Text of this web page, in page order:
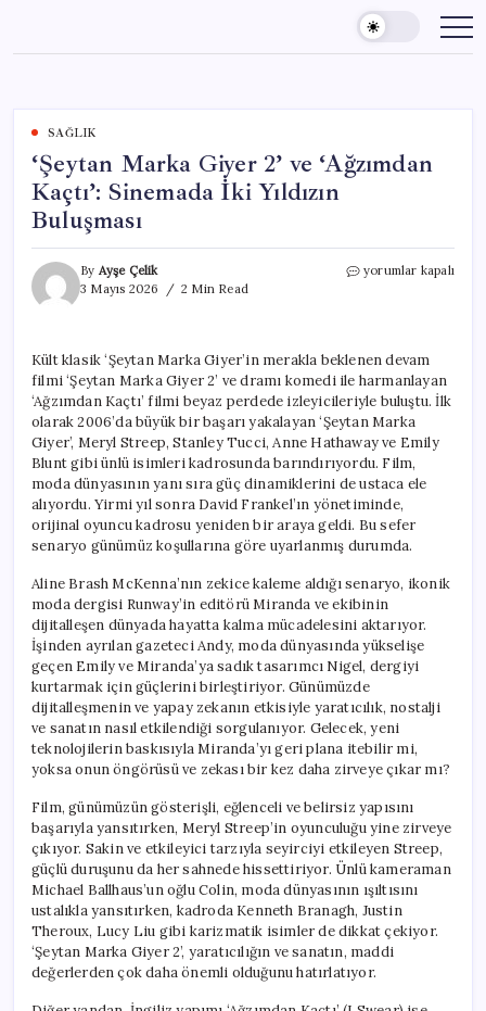
content
SAĞLIK
‘Şeytan Marka Giyer 2’ ve ‘Ağzımdan
Kaçtı’: Sinemada İki Yıldızın
Buluşması
By Ayşe Çelik
3 Mayıs 2026
2 Min Read
‘Şeytan
‘Ağzımdan
Kaçtı’:
Sinemada
İki
Yıldızın
Buluşması
için
yorumlar kapalı
Kült klasik ‘Şeytan Marka Giyer’in merakla beklenen devam
filmi ‘Şeytan Marka Giyer 2’ ve dramı komedi ile harmanlayan
‘Ağzımdan Kaçtı’ filmi beyaz perdede izleyicileriyle buluştu. İlk
olarak 2006’da büyük bir başarı yakalayan ‘Şeytan Marka
Giyer’, Meryl Streep, Stanley Tucci, Anne Hathaway ve Emily
Blunt gibi ünlü isimleri kadrosunda barındırıyordu. Film,
moda dünyasının yanı sıra güç dinamiklerini de ustaca ele
alıyordu. Yirmi yıl sonra David Frankel’ın yönetiminde,
orijinal oyuncu kadrosu yeniden bir araya geldi. Bu sefer
senaryo günümüz koşullarına göre uyarlanmış durumda.
Aline Brash McKenna’nın zekice kaleme aldığı senaryo, ikonik
moda dergisi Runway’in editörü Miranda ve ekibinin
dijitalleşen dünyada hayatta kalma mücadelesini aktarıyor.
İşinden ayrılan gazeteci Andy, moda dünyasında yükselişe
geçen Emily ve Miranda’ya sadık tasarımcı Nigel, dergiyi
kurtarmak için güçlerini birleştiriyor. Günümüzde
dijitalleşmenin ve yapay zekanın etkisiyle yaratıcılık, nostalji
ve sanatın nasıl etkilendiği sorgulanıyor. Gelecek, yeni
teknolojilerin baskısıyla Miranda’yı geri plana itebilir mi,
yoksa onun öngörüsü ve zekası bir kez daha zirveye çıkar mı?
Film, günümüzün gösterişli, eğlenceli ve belirsiz yapısını
başarıyla yansıtırken, Meryl Streep’in oyunculuğu yine zirveye
çıkıyor. Sakin ve etkileyici tarzıyla seyirciyi etkileyen Streep,
güçlü duruşunu da her sahnede hissettiriyor. Ünlü kameraman
Michael Ballhaus’un oğlu Colin, moda dünyasının ışıltısını
ustalıkla yansıtırken, kadroda Kenneth Branagh, Justin
Theroux, Lucy Liu gibi karizmatik isimler de dikkat çekiyor.
‘Şeytan Marka Giyer 2’, yaratıcılığın ve sanatın, maddi
değerlerden çok daha önemli olduğunu hatırlatıyor.